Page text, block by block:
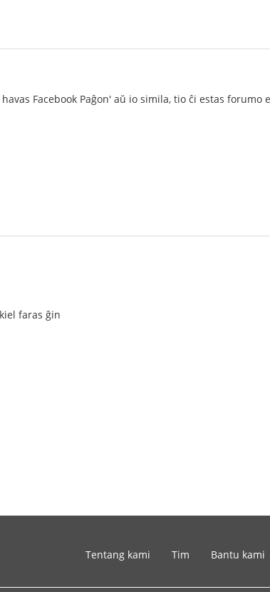
Facebook Paĝon' aŭ io simila, tio ĉi estas forumo
faras ĝin
Tentang kami Tim Bantu kami